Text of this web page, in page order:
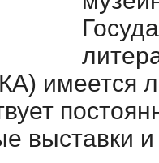
имеется
выставки